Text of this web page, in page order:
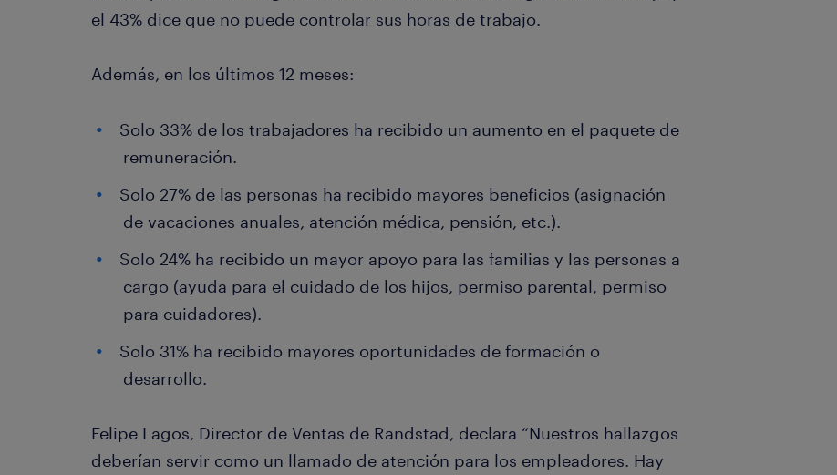
el 43% dice que no puede controlar sus horas de trabajo.
Además, en los últimos 12 meses:
Solo 33% de los trabajadores ha recibido un aumento en el paquete de
remuneración.
Solo 27% de las personas ha recibido mayores beneficios (asignación
de vacaciones anuales, atención médica, pensión, etc.).
Solo 24% ha recibido un mayor apoyo para las familias y las personas a
cargo (ayuda para el cuidado de los hijos, permiso parental, permiso
para cuidadores).
Solo 31% ha recibido mayores oportunidades de formación o
desarrollo.
Felipe Lagos, Director de Ventas de Randstad, declara “Nuestros hallazgos
deberían servir como un llamado de atención para los empleadores. Hay